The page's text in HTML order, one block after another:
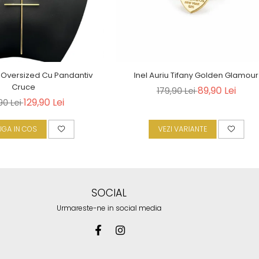
Cu Pandantiv
Cruce
Lei129,90 Lei
IN COS
Inel Auriu Tifany Golden Glamour
179,90 Lei89,90 Lei
VEZI VARIANTE
SOCIAL
Urmareste-ne in social media